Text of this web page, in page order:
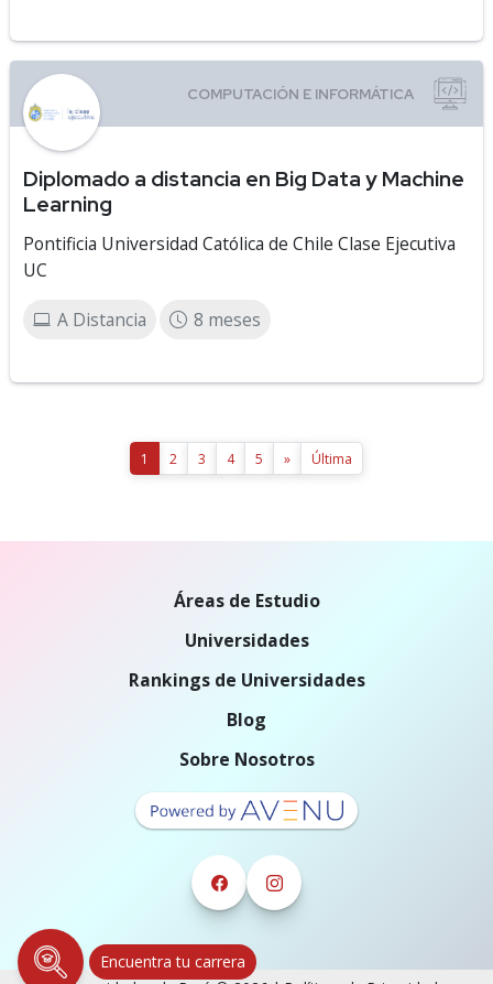
Diplomado a distancia en Big Data y Machine
Learning
Pontificia Universidad Católica de Chile Clase Ejecutiva
UC
A Distancia 8 meses
1 2 3 4 5 » Última
Encuentra tu carrera
Áreas de Estudio
Universidades
Rankings de Universidades
Blog
Sobre Nosotros